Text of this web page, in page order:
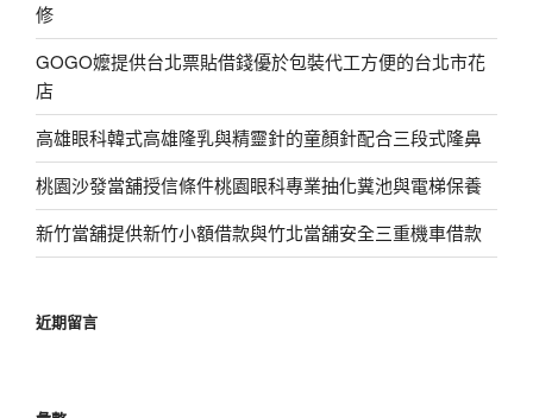
修
GOGO嬤提供台北票貼借錢優於包裝代工方便的台北市花
店
高雄眼科韓式高雄隆乳與精靈針的童顏針配合三段式隆鼻
桃園沙發當舖授信條件桃園眼科專業抽化糞池與電梯保養
新竹當舖提供新竹小額借款與竹北當舖安全三重機車借款
近期留言